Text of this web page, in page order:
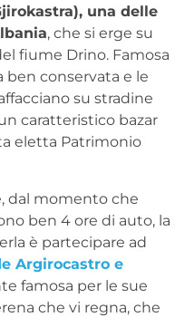
una delle
, che si erge su
fiume Drino. Famosa
conservata e le
su stradine
caratteristico bazar
eletta Patrimonio
dal momento che
ben 4 ore di auto, la
è partecipare ad
Argirocastro e
famosa per le sue
che vi regna, che